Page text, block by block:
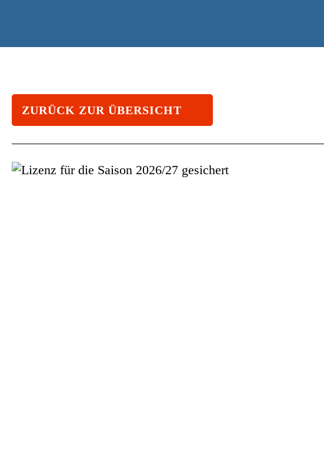
ZURÜCK ZUR ÜBERSICHT